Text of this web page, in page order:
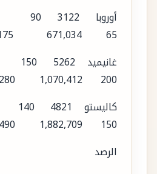
65 671,034 175 3.55 13
200 1,070,412 280 7.15 26
150 1,882,709 490 16.69 61
الرصد